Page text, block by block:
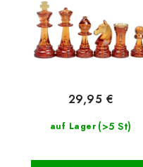
auf Lager (>5 St)
29,95 €